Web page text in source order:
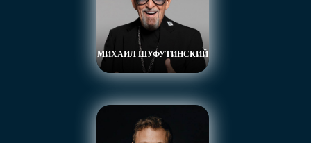
МИХАИЛ ШУФУТИНСКИЙ